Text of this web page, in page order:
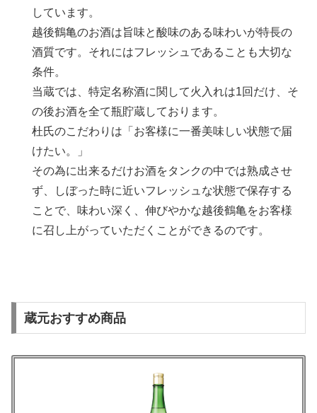
しています。
越後鶴亀のお酒は旨味と酸味のある味わいが特長の
酒質です。それにはフレッシュであることも大切な
条件。
当蔵では、特定名称酒に関して火入れは1回だけ、そ
の後お酒を全て瓶貯蔵しております。
杜氏のこだわりは「お客様に一番美味しい状態で届
けたい。」
その為に出来るだけお酒をタンクの中では熟成させ
ず、しぼった時に近いフレッシュな状態で保存する
ことで、味わい深く、伸びやかな越後鶴亀をお客様
に召し上がっていただくことができるのです。
蔵元おすすめ商品